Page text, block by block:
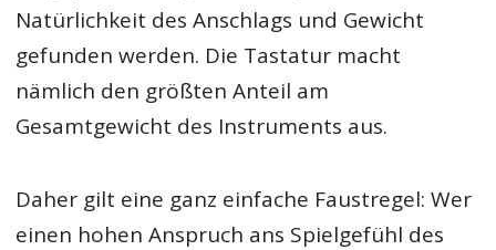
Natürlichkeit des Anschlags und Gewicht
gefunden werden. Die Tastatur macht
nämlich den größten Anteil am
Gesamtgewicht des Instruments aus.
Daher gilt eine ganz einfache Faustregel: Wer
einen hohen Anspruch ans Spielgefühl des